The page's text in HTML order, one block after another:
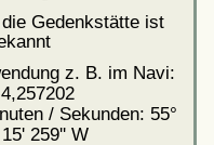
Gedenkstätte ist
z. B. im Navi:
/ Sekunden: 55°
259'' W